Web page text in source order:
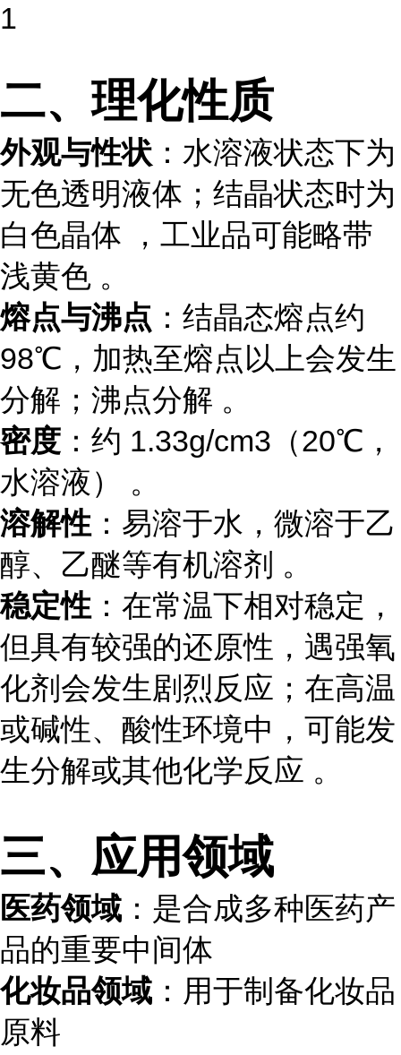
1
二、理化性质
外观与性状 ：水溶液状态下为
无色透明液体；结晶状态时为
白色晶体 ，工业品可能略带
浅黄色 。
熔点与沸点 ：结晶态熔点约
98℃，加热至熔点以上会发生
分解；沸点分解 。
密度 ：约 1.33g/cm3（20℃，
水溶液） 。
溶解性 ：易溶于水，微溶于乙
醇、乙醚等有机溶剂 。
稳定性 ：在常温下相对稳定，
但具有较强的还原性，遇强氧
化剂会发生剧烈反应；在高温
或碱性、酸性环境中，可能发
生分解或其他化学反应 。
三、应用领域
医药领域 ：是合成多种医药产
品的重要中间体
化妆品领域 ：用于制备化妆品
原料